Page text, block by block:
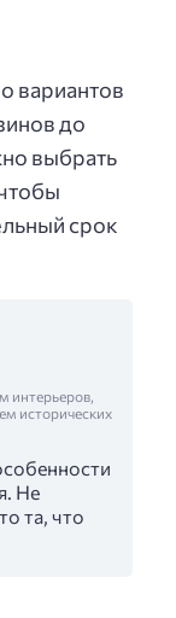
вариантов
до
выбрать
срок
интерьеров,
исторических
Не
та, что